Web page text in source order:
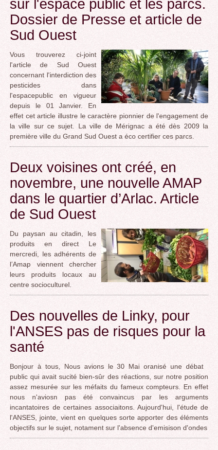
sur l'espace public et les parcs.
Dossier de Presse et article de
Sud Ouest
Vous trouverez ci-joint
l'article de Sud Ouest
concernant l'interdiction des
pesticides dans
l'espacepublic en vigueur
depuis le 01 Janvier. En
effet cet article illustre le caractère pionnier de l'engagement de
la ville sur ce sujet. La ville de Mérignac a été dès 2009 la
première ville du Grand Sud Ouest a éco certifier ces parcs.
Deux voisines ont créé, en
novembre, une nouvelle AMAP
dans le quartier d’Arlac. Article
de Sud Ouest
Du paysan au citadin, les
produits en direct Le
mercredi, les adhérents de
l’Amap viennent chercher
leurs produits locaux au
centre socioculturel.
Des nouvelles de Linky, pour
l'ANSES pas de risques pour la
santé
Bonjour à tous, Nous avions le 30 Mai oranisé une débat
public qui avait sucité bien-sûr des réactions, sur notre position
assez mesurée sur les méfaits du fameux compteurs. En effet
nous n'aviosn pas été convaincus par les arguments
incantatoires de certaines associaitons. Aujourd'hui, l'étude de
l'ANSES, jointe, vient en quelques sorte apporter des éléments
objectifs sur le sujet, notament sur l'absence d'emisison d'ondes